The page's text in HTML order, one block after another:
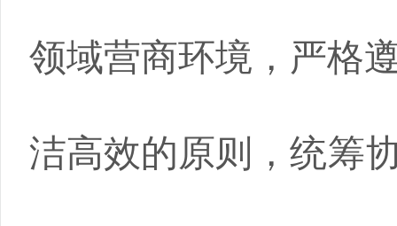
领域营商环境，严格
洁高效的原则， 统筹